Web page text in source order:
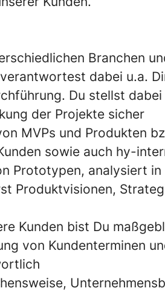
Branchen
dabei u.a.
Du stellst
der Projekte sicher
MVPs und Produkten
sowie auch hy-
Prototypen, analysiert in
Produktvisionen,
Kunden bist Du
von Kundenterminen